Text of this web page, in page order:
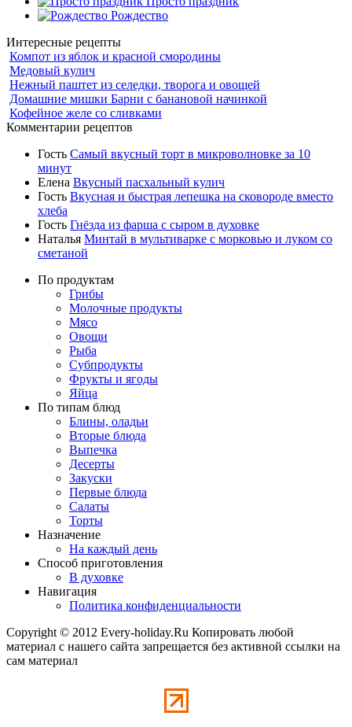
Рождество
Интересные рецепты
Компот из яблок и красной смородины
Медовый кулич
Нежный паштет из селедки, творога и овощей
Домашние мишки Барни с банановой начинкой
Кофейное желе со сливками
Комментарии рецептов
Гость Самый вкусный торт в микроволновке за 10
минут
Елена Вкусный пасхальный кулич
Гость Вкусная и быстрая лепешка на сковороде вместо
хлеба
Гость Гнёзда из фарша с сыром в духовке
Наталья Минтай в мультиварке с морковью и луком со
сметаной
По продуктам
Грибы
Молочные продукты
Мясо
Овощи
Рыба
Субпродукты
Фрукты и ягоды
Яйца
По типам блюд
Блины, оладьи
Вторые блюда
Выпечка
Десерты
Закуски
Первые блюда
Салаты
Торты
Назначение
На каждый день
Способ приготовления
В духовке
Навигация
Политика конфиденциальности
Copyright © 2012 Every-holiday.Ru Копировать любой
материал с нашего сайта запрещается без активной ссылки на
сам материал